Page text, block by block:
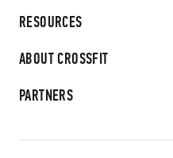
RESOURCES
ABOUT CROSSFIT
PARTNERS